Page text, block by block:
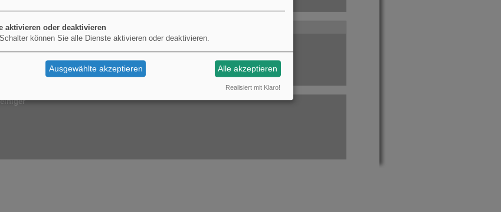
aktivieren oder deaktivieren
können Sie alle Dienste aktivieren oder deaktivieren.
Ausgewählte akzeptieren Alle akzeptieren
Realisiert mit Klaro!